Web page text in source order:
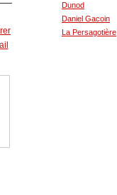
Dunod
Daniel Gacoin
La Persagotière